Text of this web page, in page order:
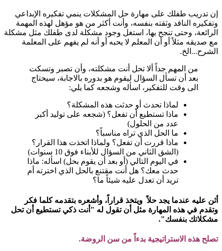
إن تدريب طفلك على مهارة حل المشكلات ينمي تفكيره الإبداعي
وتفكيره الناقد وثقته بنفسه، وأنت أكثر من هو مؤهل لهذه المهمة
الرائعة، وحتى تنجح بها، استغل وجود مشكلة لدى طفلك مثل مشكلة
مع صديقه مثلاً أو أن المعلم لا يحبه أو أنه لم يفهم على المعلمة
الشرح...الخ.
من المهم جداً ألا تحل أنت مشكلته، وأن تصبر وتسكت
بعد أن تسأل السؤال ليقوم هو بدوره بالاجابة، سيحتاج
الى وقت للتفكير، اسأله وشجعه كما يلي:
لماذا تحدث أو حدثت هذه المشكلة؟
ماذا تستطيع أن تفعل؟ (شجعه على توليد أكبر
عدد من الحلول)
ما الحل الذي تراه مناسباً؟
ماذا قررت أن تفعل؟ ولماذا اتخذت هذا القرار؟
(الشق الثاني من السؤال للأبناء فوق 10 سنوات)
في اليوم التالي (أو بعد أن يقوم بحل) اسأله: ماذا
حدث معك؟ هل أنت مقتنع بالحل الذي اخترته أم
تريد أن تعدل عليه شيئاً ما؟
أثن عليه عندما يجد حلاً ويتخذ قراراً، وأشعره بتقدمه كلما فكر
وتقدم في هذه المهارة مثل أن تقول له "أنت ذكي تستطيع أن تحل
مشكلاتك بنفسك".
تصلح هذه الاستراتيجية بدءاً من سن الروضة.